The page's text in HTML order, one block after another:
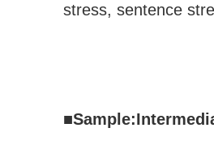
stress, sentence